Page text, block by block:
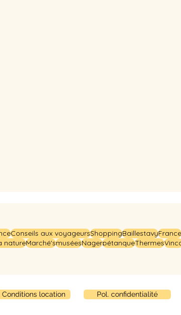
Conseils aux voyageursShoppingBaillestavyFrance
natureMarché'smuséesNagerpétanqueThermes
Conditions location Pol. confidentialité